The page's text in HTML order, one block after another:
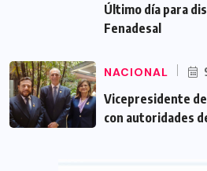
Último día para
Fenadesal
NACIONAL
Vicepresidente
con autoridades